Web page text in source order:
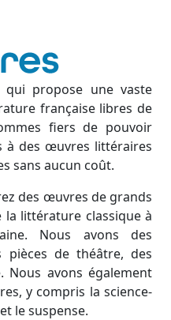
propose une vaste
française libres de
fiers de pouvoir
à des œuvres littéraires
sans aucun coût.
des œuvres de grands
la littérature classique à
Nous avons des
pièces de théâtre, des
Nous avons également
y compris la science-
le suspense.